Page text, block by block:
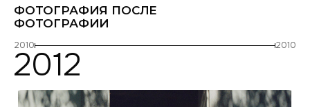
ФОТОГРАФИЯ ПОСЛЕ
ФОТОГРАФИИ
2010 2010
2012